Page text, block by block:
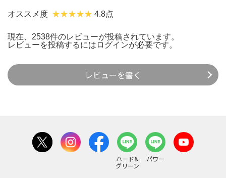
オススメ度 4.8点
現在、2538件のレビューが投稿されています。
レビューを投稿するには ログインが必要です。
レビューを書く
ハード&
グリーン
パワー